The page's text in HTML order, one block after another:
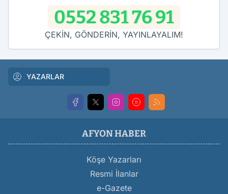
0552 831 76 91
ÇEKİN, GÖNDERİN, YAYINLAYALIM!
YAZARLAR
AFYON HABER
Köşe Yazarları
Resmi İlanlar
e-Gazete